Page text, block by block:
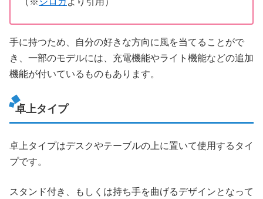
手に持つため、自分の好きな方向に風を当てることがで
き、一部のモデルには、充電機能やライト機能などの追加
機能が付いているものもあります。
卓上タイプ
卓上タイプはデスクやテーブルの上に置いて使用するタイ
プです。
スタンド付き、もしくは持ち手を曲げるデザインとなって